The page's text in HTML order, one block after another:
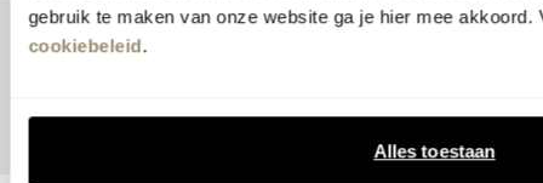
gebruik te maken van onze website ga je hier mee akkoord.
cookiebeleid.
Alles toestaan
Vorige Volgende